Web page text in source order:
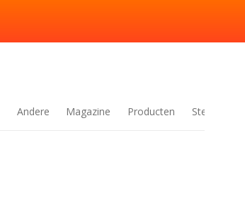
Andere Magazine Producten Steden